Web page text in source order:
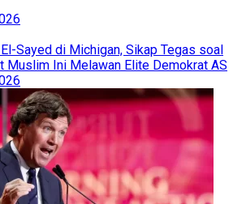
Sayed di Michigan, Sikap Tegas soal
Muslim Ini Melawan Elite Demokrat AS